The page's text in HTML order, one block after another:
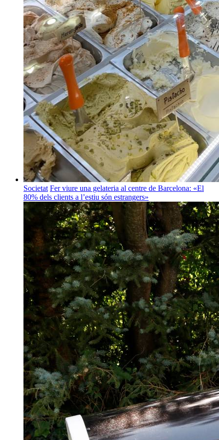
Societat Fer viure una gelateria al centre de Barcelona: «El
80% dels clients a l’estiu són estrangers»